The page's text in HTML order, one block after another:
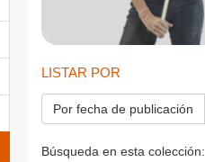
LISTAR POR
Por fecha de publicación
Búsqueda en esta colección: